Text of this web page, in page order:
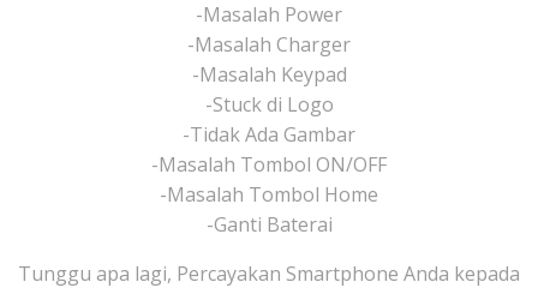
-Masalah Power
-Masalah Charger
-Masalah Keypad
-Stuck di Logo
-Tidak Ada Gambar
-Masalah Tombol ON/OFF
-Masalah Tombol Home
-Ganti Baterai
Tunggu apa lagi, Percayakan Smartphone Anda kepada